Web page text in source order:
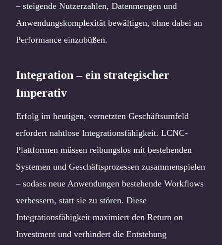
– steigende Nutzerzahlen, Datenmengen und
Anwendungskomplexität bewältigen, ohne dabei an
Performance einzubüßen.
Integration – ein strategischer
Imperativ
Erfolg im heutigen, vernetzten Geschäftsumfeld
erfordert nahtlose Integrationsfähigkeit. LCNC-
Plattformen müssen reibungslos mit bestehenden
Systemen und Geschäftsprozessen zusammenspielen
– sodass neue Anwendungen bestehende Workflows
verbessern, statt sie zu stören. Diese
Integrationsfähigkeit maximiert den Return on
Investment und verhindert die Entstehung